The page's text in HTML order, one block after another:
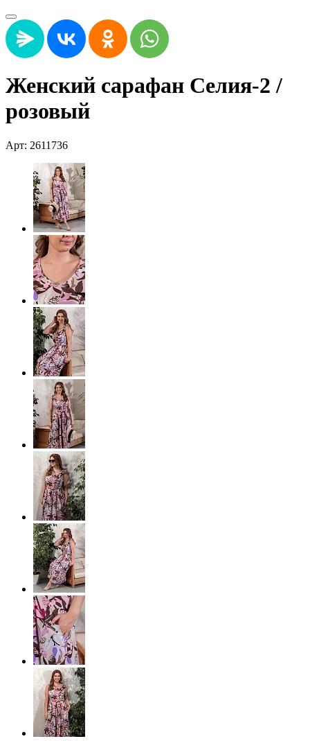
Женский сарафан Селия-2 /
розовый
Арт: 2611736